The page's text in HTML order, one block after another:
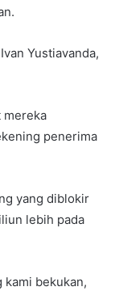
Yustiavanda,
mereka
penerima
yang diblokir
lebih pada
kami bekukan,